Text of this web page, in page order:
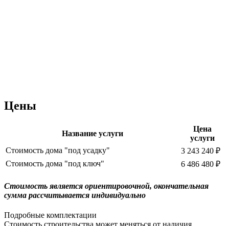
Цены
Название услуги
Цена
услуги
Стоимость дома "под усадку"
3 243 240 ₽
Стоимость дома "под ключ"
6 486 480 ₽
Cтоимость является ориентировочной, окончательная
сумма рассчитывается индивидуально
Подробные комплектации